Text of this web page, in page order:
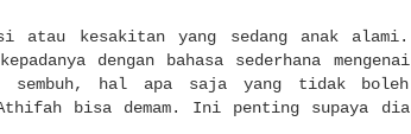
atau kesakitan yang sedang anak alami.
dengan bahasa sederhana mengenai
sembuh, hal apa saja yang tidak boleh
Athifah bisa demam. Ini penting supaya dia